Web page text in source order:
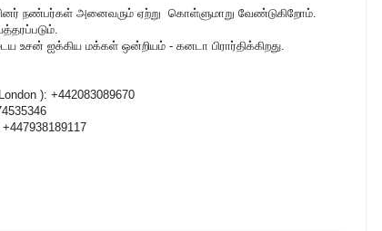
நண்பர்கள் அனைவரும் ஏற்று கொள்ளுமாறு வேண்டுகிறோம்.
உசன் ஐக்கிய மக்கள் ஒன்றியம் - கனடா பிரார்திக்கிறது.
): +442083089670